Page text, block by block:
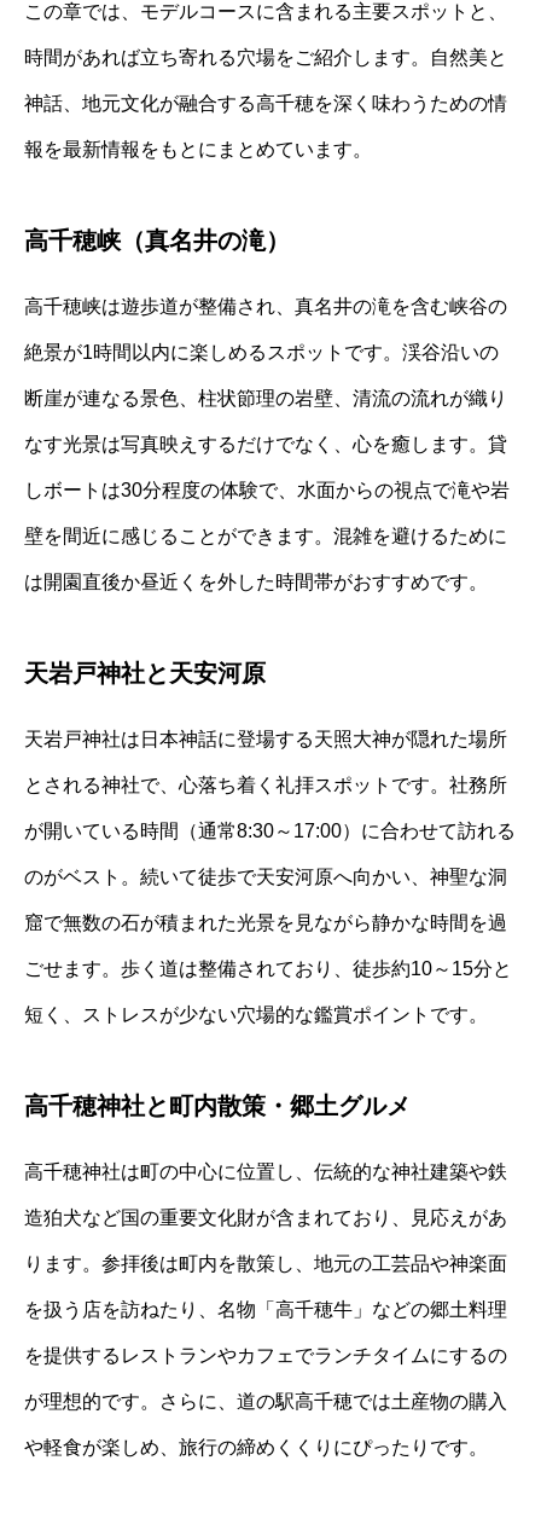
この章では、モデルコースに含まれる主要スポットと、
時間があれば立ち寄れる穴場をご紹介します。自然美と
神話、地元文化が融合する高千穂を深く味わうための情
報を最新情報をもとにまとめています。
高千穂峡（真名井の滝）
高千穂峡は遊歩道が整備され、真名井の滝を含む峡谷の
絶景が1時間以内に楽しめるスポットです。渓谷沿いの
断崖が連なる景色、柱状節理の岩壁、清流の流れが織り
なす光景は写真映えするだけでなく、心を癒します。貸
しボートは30分程度の体験で、水面からの視点で滝や岩
壁を間近に感じることができます。混雑を避けるために
は開園直後か昼近くを外した時間帯がおすすめです。
天岩戸神社と天安河原
天岩戸神社は日本神話に登場する天照大神が隠れた場所
とされる神社で、心落ち着く礼拝スポットです。社務所
が開いている時間（通常8:30～17:00）に合わせて訪れる
のがベスト。続いて徒歩で天安河原へ向かい、神聖な洞
窟で無数の石が積まれた光景を見ながら静かな時間を過
ごせます。歩く道は整備されており、徒歩約10～15分と
短く、ストレスが少ない穴場的な鑑賞ポイントです。
高千穂神社と町内散策・郷土グルメ
高千穂神社は町の中心に位置し、伝統的な神社建築や鉄
造狛犬など国の重要文化財が含まれており、見応えがあ
ります。参拝後は町内を散策し、地元の工芸品や神楽面
を扱う店を訪ねたり、名物「高千穂牛」などの郷土料理
を提供するレストランやカフェでランチタイムにするの
が理想的です。さらに、道の駅高千穂では土産物の購入
や軽食が楽しめ、旅行の締めくくりにぴったりです。